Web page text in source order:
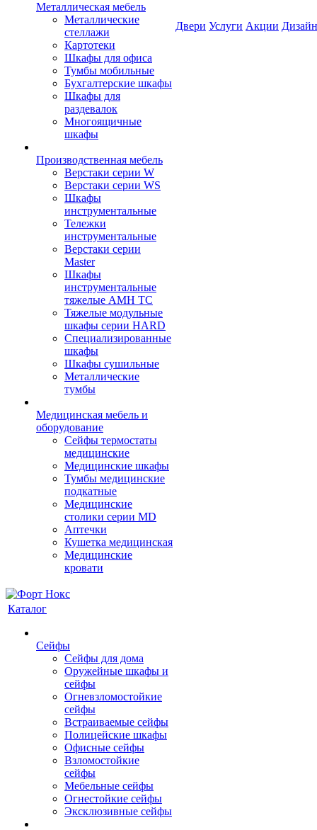
Металлическая мебель
Металлические
стеллажи
Картотеки
Шкафы для офиса
Тумбы мобильные
Бухгалтерские шкафы
Шкафы для
раздевалок
Многоящичные
шкафы
Производственная мебель
Верстаки серии W
Верстаки серии WS
Шкафы
инструментальные
Тележки
инструментальные
Верстаки серии
Master
Шкафы
инструментальные
тяжелые AMH TC
Тяжелые модульные
шкафы серии HARD
Cпециализированные
шкафы
Шкафы сушильные
Металлические
тумбы
Медицинская мебель и
оборудование
Сейфы термостаты
медицинские
Медицинские шкафы
Тумбы медицинские
подкатные
Медицинские
столики серии MD
Аптечки
Кушетка медицинская
Медицинские
кровати
Двери Услуги Акции
Каталог
Сейфы
Сейфы для дома
Оружейные шкафы и
сейфы
Огневзломостойкие
сейфы
Встраиваемые сейфы
Полицейские шкафы
Офисные сейфы
Взломостойкие
сейфы
Мебельные сейфы
Огнестойкие сейфы
Эксклюзивные сейфы